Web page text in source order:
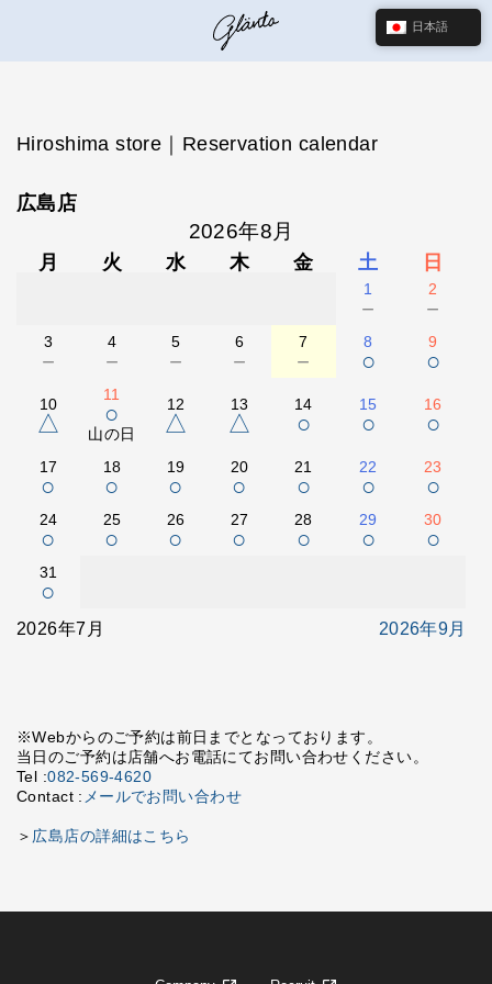
Hiroshima store｜Reservation calendar
広島店
2026年8月
月 火 水 木 金 土 日
1
－
2
－
3
－
4
－
5
－
6
－
7
－
8
○
9
○
10
△
11
○
山の日
12
△
13
△
14
○
15
○
16
○
17
○
18
○
19
○
20
○
21
○
22
○
23
○
24
○
25
○
26
○
27
○
28
○
29
○
30
○
31
○
2026年7月 2026年9月
※Webからのご予約は前日までとなっております。
当日のご予約は店舗へお電話にてお問い合わせください。
Tel :082-569-4620
Contact : メールでお問い合わせ
＞ 広島店の詳細はこちら
日本語